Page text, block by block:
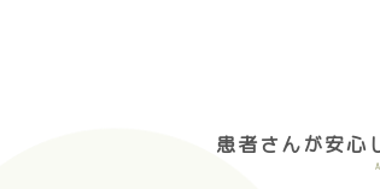
患者さんが安心